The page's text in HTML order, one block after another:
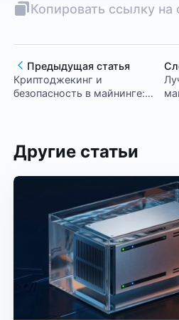
Копировать ссылку на
Предыдущая статья
Криптоджекинг и
безопасность в майнинге:
Другие статьи